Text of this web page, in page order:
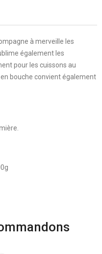
à merveille les
également les
pour les cuissons au
bouche convient également